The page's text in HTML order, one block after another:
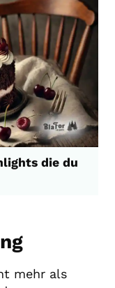
die du
mehr als